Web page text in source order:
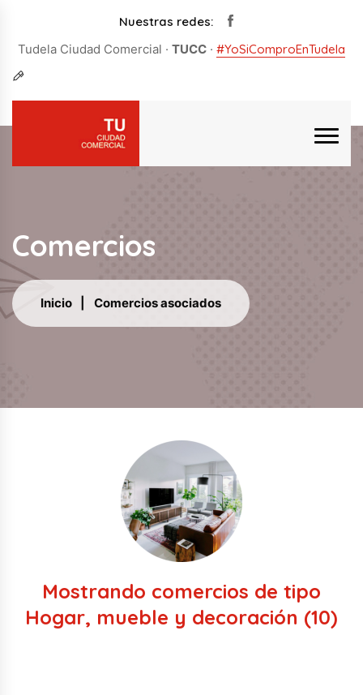
Nuestras redes:
Tudela Ciudad Comercial · TUCC · #YoSiComproEnTudela
Comercios
Inicio Comercios asociados
Mostrando comercios de tipo
Hogar, mueble y decoración (10)